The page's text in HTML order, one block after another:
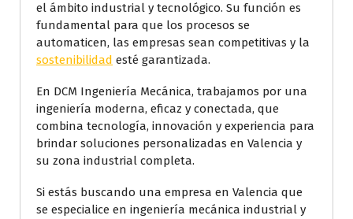
el ámbito industrial y tecnológico. Su función es
fundamental para que los procesos se
automaticen, las empresas sean competitivas y la
sostenibilidad esté garantizada.
En DCM Ingeniería Mecánica, trabajamos por una
ingeniería moderna, eficaz y conectada, que
combina tecnología, innovación y experiencia para
brindar soluciones personalizadas en Valencia y
su zona industrial completa.
Si estás buscando una empresa en Valencia que
se especialice en ingeniería mecánica industrial y